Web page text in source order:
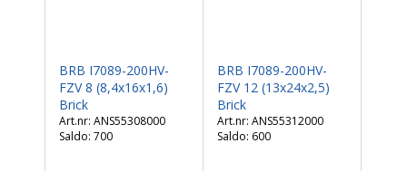
BRB I7089-200HV-
FZV 8 (8,4x16x1,6)
Brick
ANS55308000
Saldo: 700
BRB I7089-200HV-
FZV 12 (13x24x2,5)
Brick
ANS55312000
Saldo: 600